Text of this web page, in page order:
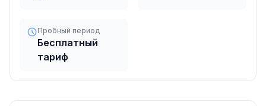
Пробный период
Бесплатный
тариф